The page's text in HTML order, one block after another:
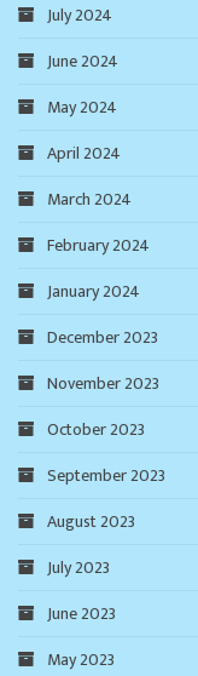
July 2024
June 2024
May 2024
April 2024
March 2024
February 2024
January 2024
December 2023
November 2023
October 2023
September 2023
August 2023
July 2023
June 2023
May 2023